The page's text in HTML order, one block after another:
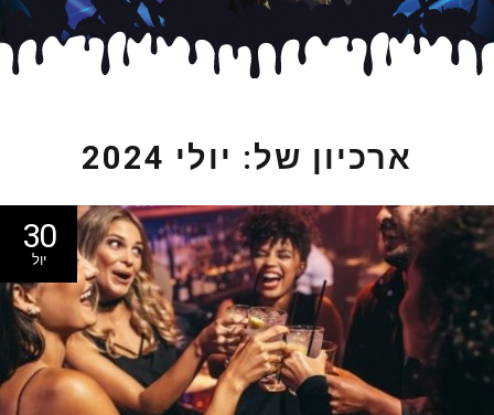
ארכיון של:יולי 2024
30